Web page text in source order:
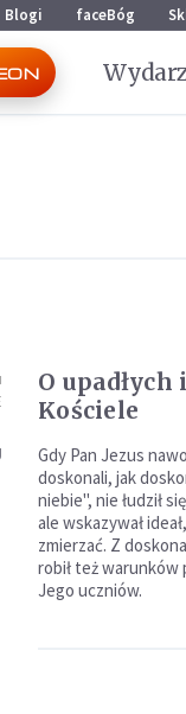
Blogi faceBóg
O
Kościele
Gdy Pan Jezus
doskonali, jak
niebie", nie łudził
ale wskazywał
zmierzać. Z
robił też warunków
Jego uczniów.